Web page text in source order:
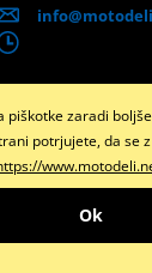
© 2026
na klasično
piškotke zaradi
potrjujete, da se
Ok